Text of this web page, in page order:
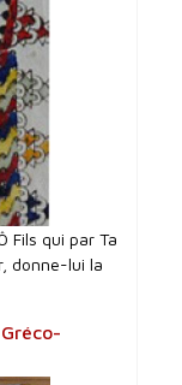
Fils qui par Ta
donne-lui la